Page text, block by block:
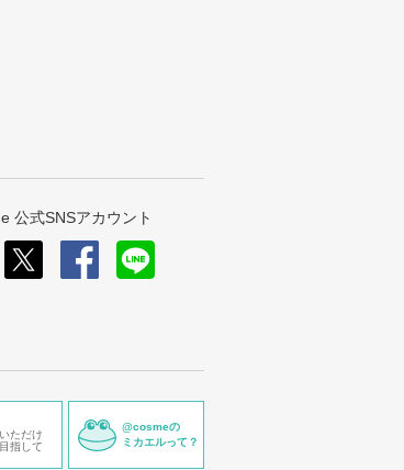
公式SNSアカウント
ただけ
指して
@cosmeの
ミカエルって？